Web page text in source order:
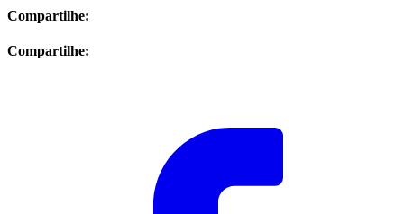
Compartilhe:
Compartilhe: